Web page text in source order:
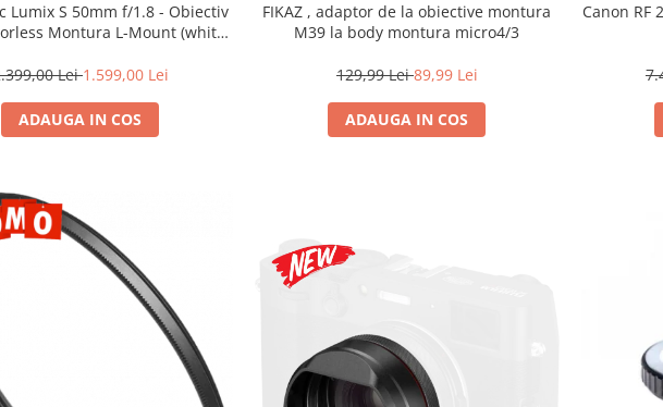
Lumix S 50mm f/1.8 - Obiectiv
Montura L-Mount (white
Lei1.599,00 Lei
ADAUGA IN COS
FIKAZ , adaptor de la obiective montura
M39 la body montura micro4/3
129,99 Lei89,99 Lei
ADAUGA IN COS
Canon RF